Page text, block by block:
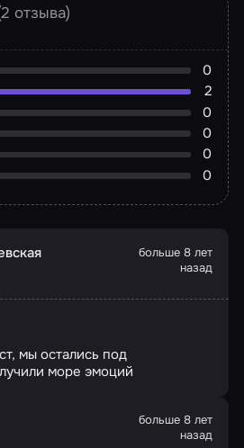
отзыва)
0
2
0
0
0
0
больше 8 лет
назад
мы остались под
море эмоций
больше 8 лет
назад